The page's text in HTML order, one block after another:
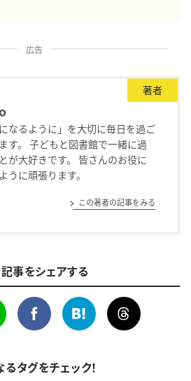
広告
著者
になるように」を大切に毎日を過ご
す。 子どもと図書館で一緒に過
が大好きです。 皆さんのお役に
うに頑張ります。
この著者の記事をみる
事をシェアする
タグをチェック！